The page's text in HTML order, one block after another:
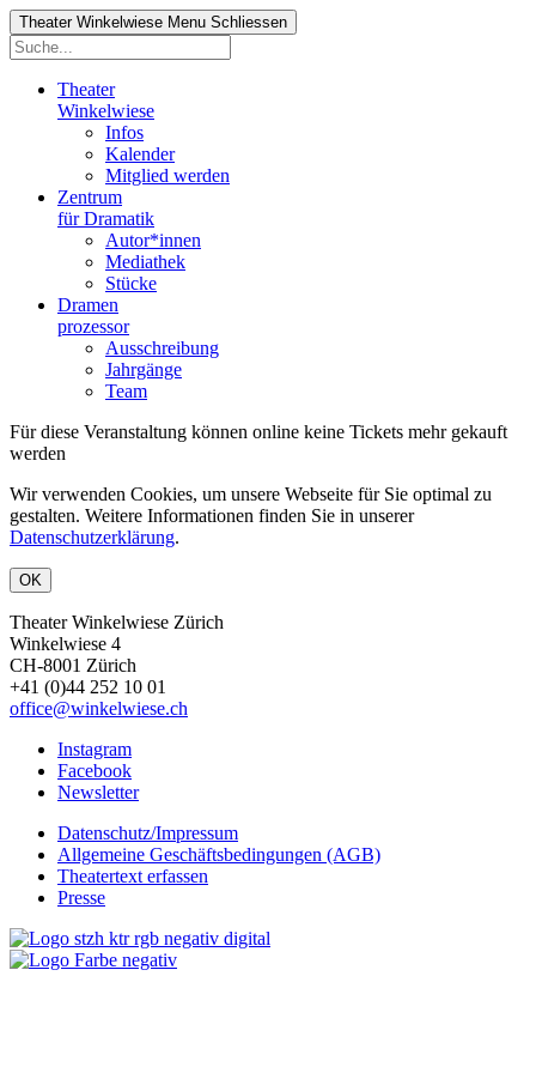
Theater Winkelwiese Menu Schliessen
Theater
Winkelwiese
Infos
Kalender
Mitglied werden
Zentrum
für Dramatik
Autor*innen
Mediathek
Stücke
Dramen
prozessor
Ausschreibung
Jahrgänge
Team
Für diese Veranstaltung können online keine Tickets mehr gekauft
werden
Wir verwenden Cookies, um unsere Webseite für Sie optimal zu
gestalten. Weitere Informationen finden Sie in unserer
Datenschutzerklärung.
OK
Theater Winkelwiese Zürich
Winkelwiese 4
CH-8001 Zürich
+41 (0)44 252 10 01
office@winkelwiese.ch
Instagram
Facebook
Newsletter
Datenschutz/Impressum
Allgemeine Geschäftsbedingungen (AGB)
Theatertext erfassen
Presse